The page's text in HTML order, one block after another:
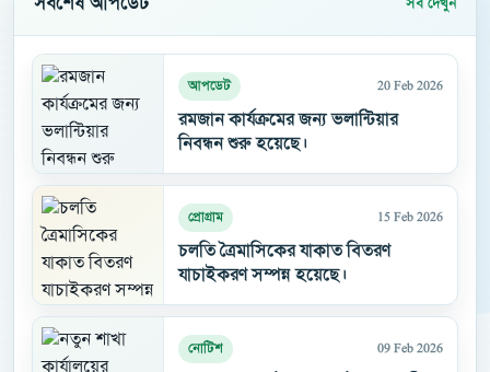
সর্বশেষ আপডেট সব দেখুন
আপডেট 20 Feb 2026
রমজান কার্যক্রমের জন্য ভলান্টিয়ার
নিবন্ধন শুরু হয়েছে।
প্রোগ্রাম 15 Feb 2026
চলতি ত্রৈমাসিকের যাকাত বিতরণ
যাচাইকরণ সম্পন্ন হয়েছে।
নোটিশ 09 Feb 2026